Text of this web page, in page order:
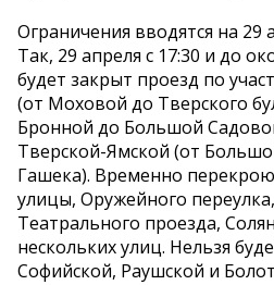
Ограничения вводятся на 29
Так, 29 апреля с 17:30 и до
будет закрыт проезд по
(от Моховой до Тверского
Бронной до Большой
Тверской-Ямской (от
Гашека). Временно
улицы, Оружейного
Театрального проезда,
нескольких улиц. Нельзя
Софийской, Раушской и